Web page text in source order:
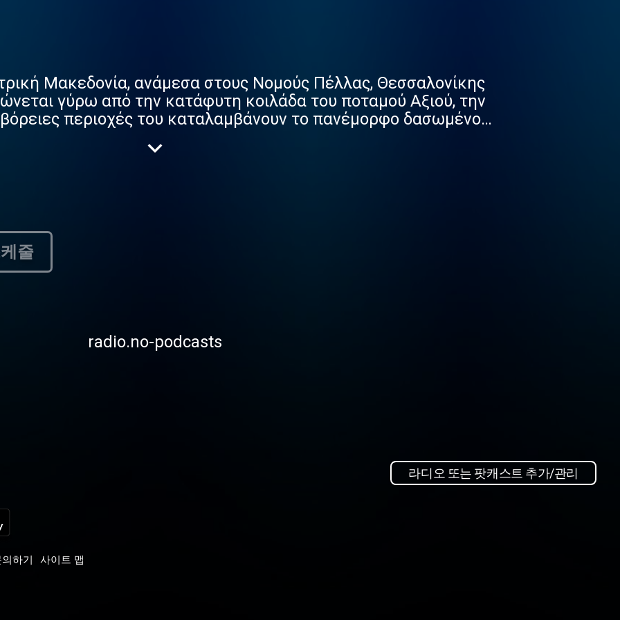
Μακεδονία, ανάμεσα στους Νομούς Πέλλας, Θεσσαλονίκης
γύρω από την κατάφυτη κοιλάδα του ποταμού Αξιού, την
βόρειες περιοχές του καταλαμβάνουν το πανέμορφο δασωμένο
έναν πλούσιο υδροβιότοπο με σπάνια είδη πουλιών και
οικισμοί και διάσπαρτοι τάφοι έχουν δώσει σημαντικά
줄
radio.no-podcasts
라디오 또는 팟캐스트 추가/관리
의하기 사이트 맵